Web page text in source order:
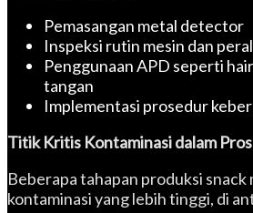
Pemasangan metal detector
Inspeksi rutin mesin dan
Penggunaan APD seperti
tangan
Implementasi prosedur
Titik Kritis Kontaminasi dalam
Beberapa tahapan produksi snack
kontaminasi yang lebih tinggi, di